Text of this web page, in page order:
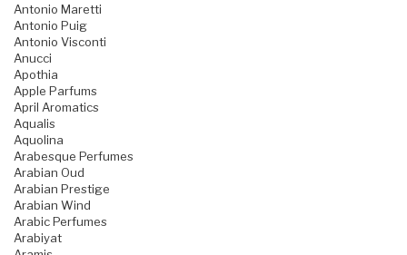
Antonio Maretti
Antonio Puig
Antonio Visconti
Anucci
Apothia
Apple Parfums
April Aromatics
Aqualis
Aquolina
Arabesque Perfumes
Arabian Oud
Arabian Prestige
Arabian Wind
Arabic Perfumes
Arabiyat